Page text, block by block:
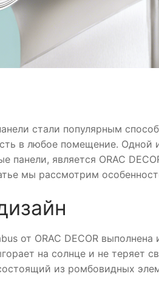
стали популярным
в любое помещение. Одной
панели, является ORAC
мы рассмотрим
от ORAC DECOR
на солнце и не теряет
из ромбовидных